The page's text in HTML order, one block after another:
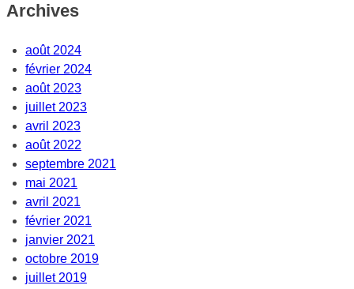
Archives
août 2024
février 2024
août 2023
juillet 2023
avril 2023
août 2022
septembre 2021
mai 2021
avril 2021
février 2021
janvier 2021
octobre 2019
juillet 2019